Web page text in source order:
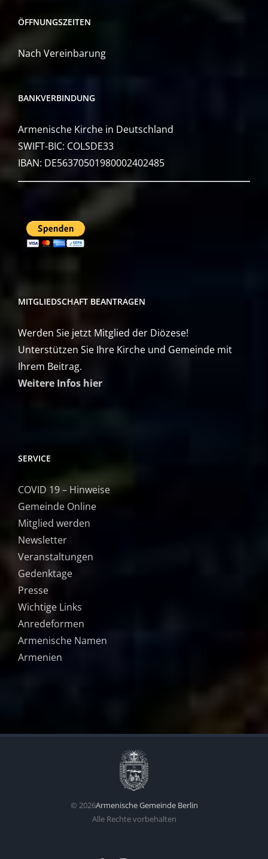
ÖFFNUNGSZEITEN
Nach Vereinbarung
BANKVERBINDUNG
Armenische Kirche in Deutschland
SWIFT-BIC: COLSDE33
IBAN: DE56370501980002402485
MITGLIEDSCHAFT BEANTRAGEN
Werden Sie jetzt Mitglied der Diözese!
Unterstützen Sie Ihre Kirche und Gemeinde mit
Ihrem Beitrag.
Weitere Infos hier
SERVICE
COVID 19 – Hinweise
Gemeinde Online
Mitglied werden
Newsletter
Veranstaltungen
Gedenktage
Presse
Wichtige Links
Anredeformen
Armenische Namen
Armenien
© 2026Armenische Gemeinde Berlin
Alle Rechte vorbehalten